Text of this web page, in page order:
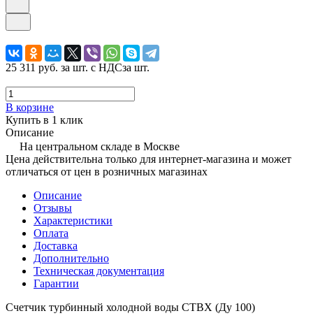
25 311 руб. за шт. с НДСза шт.
В корзине
Купить в 1 клик
Описание
На центральном складе в Москве
Цена действительна только для интернет-магазина и может
отличаться от цен в розничных магазинах
Описание
Отзывы
Характеристики
Оплата
Доставка
Дополнительно
Техническая документация
Гарантии
Счетчик турбинный холодной воды СТВХ (Ду 100)